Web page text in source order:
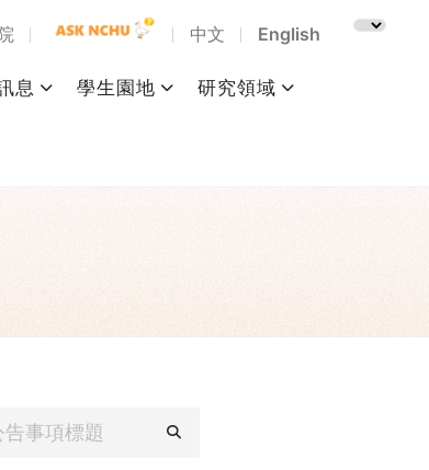
中文 English
息 學生園地 研究領域